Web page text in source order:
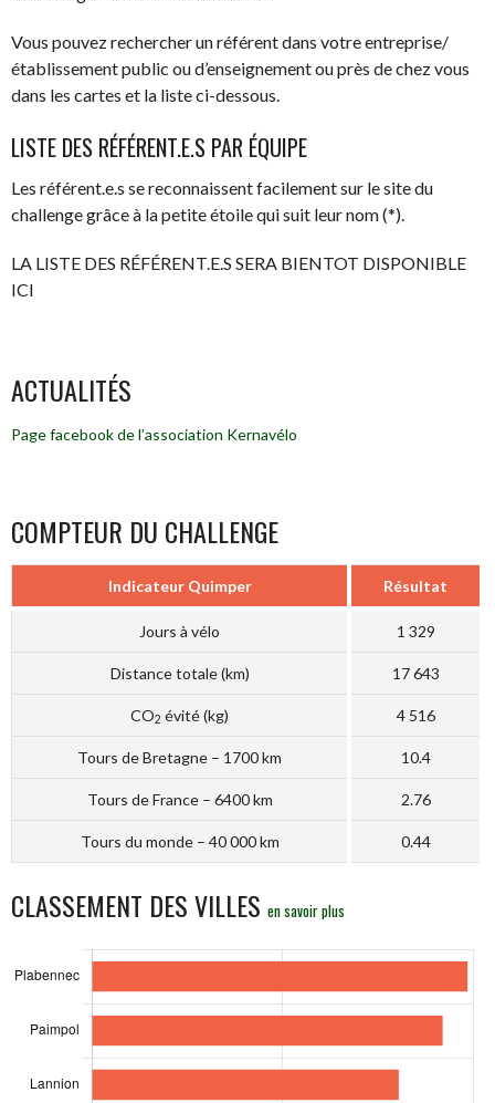
Vous pouvez rechercher un référent dans votre entreprise/
établissement public ou d’enseignement ou près de chez vous
dans les cartes et la liste ci-dessous.
LISTE DES RÉFÉRENT.E.S PAR ÉQUIPE
Les référent.e.s se reconnaissent facilement sur le site du
challenge grâce à la petite étoile qui suit leur nom (*).
LA LISTE DES RÉFÉRENT.E.S SERA BIENTOT DISPONIBLE
ICI
ACTUALITÉS
Page facebook de l’association Kernavélo
COMPTEUR DU CHALLENGE
Indicateur Quimper Résultat
Jours à vélo 1 329
Distance totale (km) 17 643
CO2 évité (kg) 4 516
Tours de Bretagne – 1700 km 10.4
Tours de France – 6400 km 2.76
Tours du monde – 40 000 km 0.44
CLASSEMENT DES VILLES en savoir plus